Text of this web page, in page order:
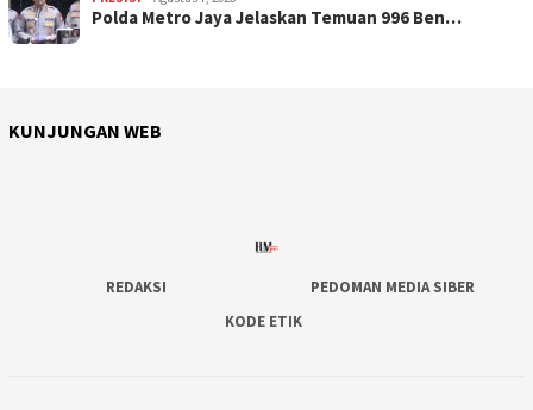
Polda Metro Jaya Jelaskan Temuan 996 Ben…
KUNJUNGAN WEB
REDAKSI
PEDOMAN MEDIA SIBER
KODE ETIK